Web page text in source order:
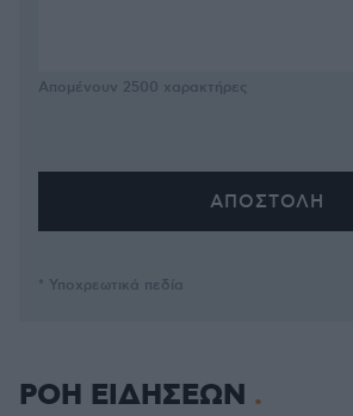
Απομένουν 2500 χαρακτήρες
* Υποχρεωτικά πεδία
ΡΟΗ ΕΙΔΗΣΕΩΝ